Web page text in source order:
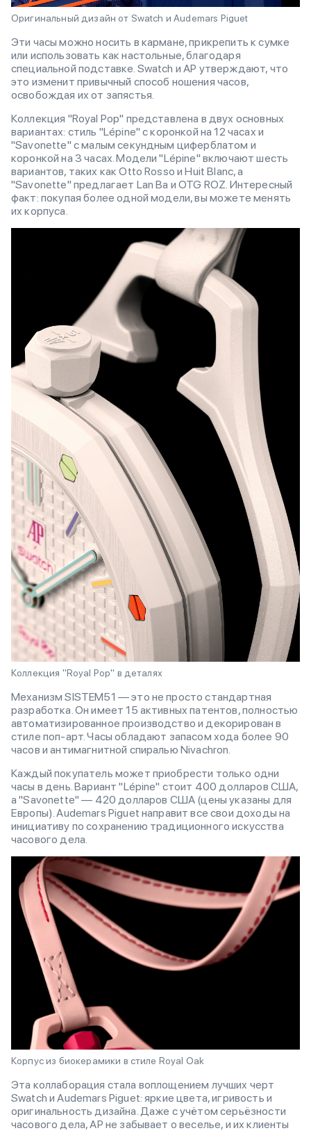
Оригинальный дизайн от Swatch и Audemars Piguet
Эти часы можно носить в кармане, прикрепить к сумке
или использовать как настольные, благодаря
специальной подставке. Swatch и AP утверждают, что
это изменит привычный способ ношения часов,
освобождая их от запястья.
Коллекция "Royal Pop" представлена в двух основных
вариантах: стиль "Lépine" с коронкой на 12 часах и
"Savonette" с малым секундным циферблатом и
коронкой на 3 часах. Модели "Lépine" включают шесть
вариантов, таких как Otto Rosso и Huit Blanc, а
"Savonette" предлагает Lan Ba и OTG ROZ. Интересный
факт: покупая более одной модели, вы можете менять
их корпуса.
Коллекция "Royal Pop" в деталях
Механизм SISTEM51 — это не просто стандартная
разработка. Он имеет 15 активных патентов, полностью
автоматизированное производство и декорирован в
стиле поп-арт. Часы обладают запасом хода более 90
часов и антимагнитной спиралью Nivachron.
Каждый покупатель может приобрести только одни
часы в день. Вариант "Lépine" стоит 400 долларов США,
а "Savonette" — 420 долларов США (цены указаны для
Европы). Audemars Piguet направит все свои доходы на
инициативу по сохранению традиционного искусства
часового дела.
Корпус из биокерамики в стиле Royal Oak
Эта коллаборация стала воплощением лучших черт
Swatch и Audemars Piguet: яркие цвета, игривость и
оригинальность дизайна. Даже с учётом серьёзности
часового дела, AP не забывает о веселье, и их клиенты